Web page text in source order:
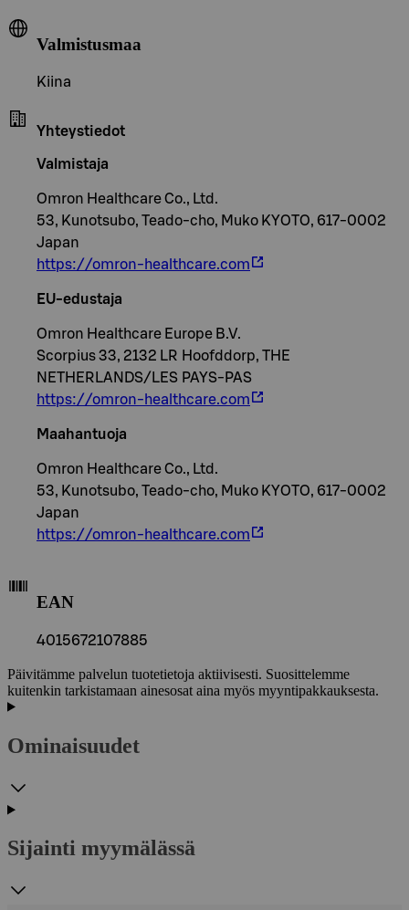
Valmistusmaa
Kiina
Yhteystiedot
Valmistaja
Omron Healthcare Co., Ltd.
53, Kunotsubo, Teado-cho, Muko KYOTO, 617-0002
Japan
https://omron-healthcare.com
EU-edustaja
Omron Healthcare Europe B.V.
Scorpius 33, 2132 LR Hoofddorp, THE
NETHERLANDS/LES PAYS-PAS
https://omron-healthcare.com
Maahantuoja
Omron Healthcare Co., Ltd.
53, Kunotsubo, Teado-cho, Muko KYOTO, 617-0002
Japan
https://omron-healthcare.com
EAN
4015672107885
Päivitämme palvelun tuotetietoja aktiivisesti. Suosittelemme
kuitenkin tarkistamaan ainesosat aina myös myyntipakkauksesta.
Ominaisuudet
Sijainti myymälässä